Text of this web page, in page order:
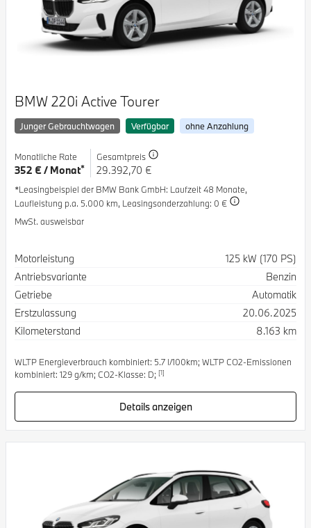
BMW 220i Active Tourer
Junger Gebrauchtwagen Verfügbar ohne Anzahlung
Monatliche Rate
352 € / Monat*
Gesamtpreis
29.392,70 €
*Leasingbeispiel der BMW Bank GmbH: Laufzeit 48 Monate,
Laufleistung p.a. 5.000 km, Leasingsonderzahlung: 0 €
MwSt. ausweisbar
Spezifikation
Motorleistung
125 kW (170 PS)
Antriebsvariante
Benzin
Getriebe
Automatik
Erstzulassung
20.06.2025
Kilometerstand
8.163 km
WLTP Energieverbrauch kombiniert: 5.7 l/100km; WLTP CO2-Emissionen
kombiniert: 129 g/km; CO2-Klasse: D; [1]
Details anzeigen